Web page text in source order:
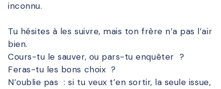
inconnu.
Tu hésites à les suivre, mais ton frère n’a pas l’air
bien.
Cours-tu le sauver, ou pars-tu enquêter ?
Feras-tu les bons choix ?
N’oublie pas : si tu veux t’en sortir, la seule issue,